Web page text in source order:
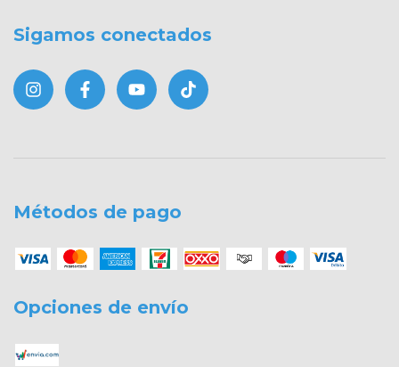
Sigamos conectados
Métodos de pago
Opciones de envío